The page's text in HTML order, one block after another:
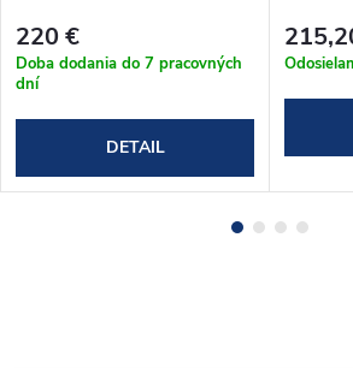
protišmykom
220 €
Doba dodania do 7 pracovných
dní
DETAIL